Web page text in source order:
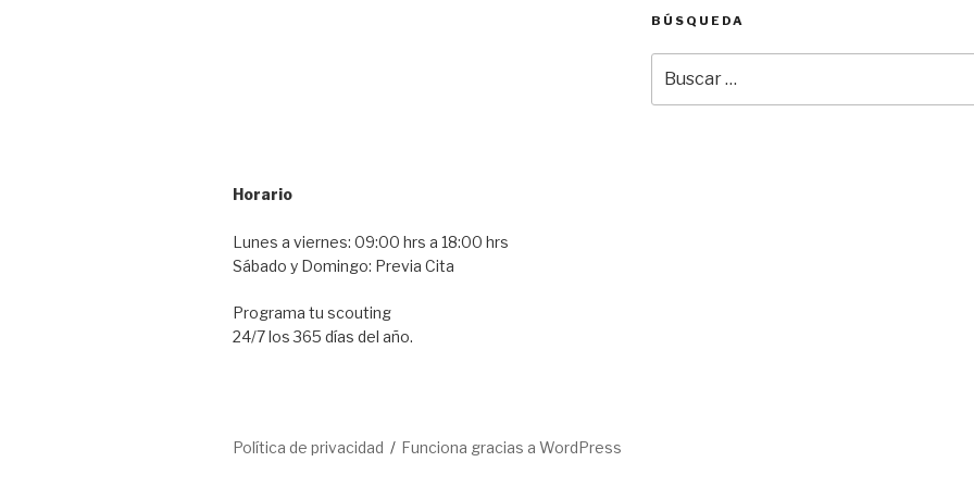
Horario
Lunes a viernes: 09:00 hrs a 18:00 hrs
Sábado y Domingo: Previa Cita
Programa tu scouting
24/7 los 365 días del año.
BÚSQUEDA
por:
Política de privacidad Funciona gracias a WordPress